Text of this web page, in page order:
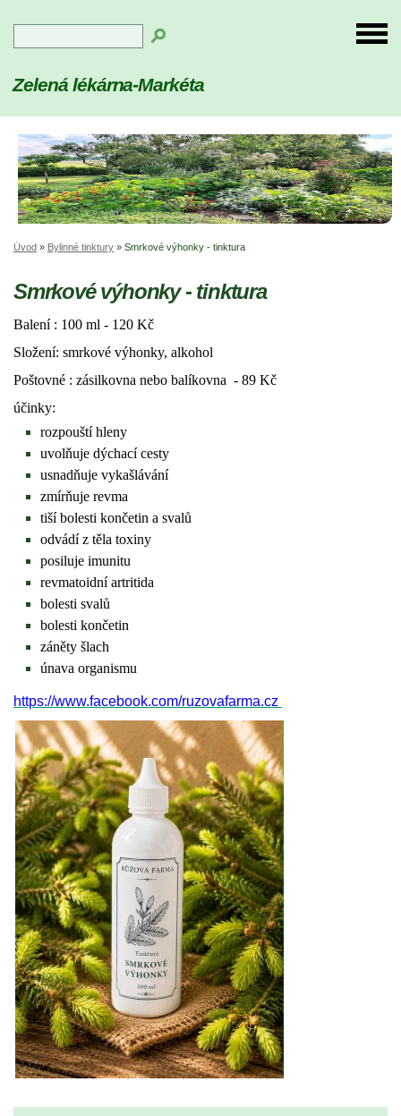
Zelená lékárna-Markéta
Úvod » Bylinné tinktury » Smrkové výhonky - tinktura
Smrkové výhonky - tinktura
Balení : 100 ml - 120 Kč
Složení: smrkové výhonky, alkohol
Poštovné : zásilkovna nebo balíkovna - 89 Kč
účinky:
rozpouští hleny
uvolňuje dýchací cesty
usnadňuje vykašlávání
zmírňuje revma
tiší bolesti končetin a svalů
odvádí z těla toxiny
posiluje imunitu
revmatoidní artritida
bolesti svalů
bolesti končetin
záněty šlach
únava organismu
https://www.facebook.com/ruzovafarma.cz